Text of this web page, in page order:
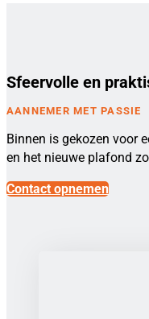
Sfeervolle en
AANNEMER MET PASSIE
Binnen is gekozen voor
en het nieuwe plafond
Contact opnemen